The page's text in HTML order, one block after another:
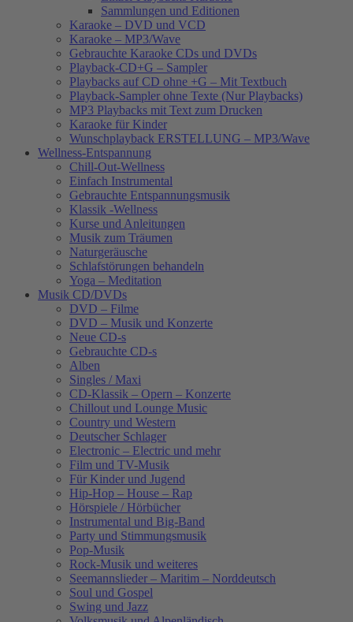
Sammlungen und Editionen
Karaoke – DVD und VCD
Karaoke – MP3/Wave
Gebrauchte Karaoke CDs und DVDs
Playback-CD+G – Sampler
Playbacks auf CD ohne +G – Mit Textbuch
Playback-Sampler ohne Texte (Nur Playbacks)
MP3 Playbacks mit Text zum Drucken
Karaoke für Kinder
Wunschplayback ERSTELLUNG – MP3/Wave
Wellness-Entspannung
Chill-Out-Wellness
Einfach Instrumental
Gebrauchte Entspannungsmusik
Klassik -Wellness
Kurse und Anleitungen
Musik zum Träumen
Naturgeräusche
Schlafstörungen behandeln
Yoga – Meditation
Musik CD/DVDs
DVD – Filme
DVD – Musik und Konzerte
Neue CD-s
Gebrauchte CD-s
Alben
Singles / Maxi
CD-Klassik – Opern – Konzerte
Chillout und Lounge Music
Country und Western
Deutscher Schlager
Electronic – Electric und mehr
Film und TV-Musik
Für Kinder und Jugend
Hip-Hop – House – Rap
Hörspiele / Hörbücher
Instrumental und Big-Band
Party und Stimmungsmusik
Pop-Musik
Rock-Musik und weiteres
Seemannslieder – Maritim – Norddeutsch
Soul und Gospel
Swing und Jazz